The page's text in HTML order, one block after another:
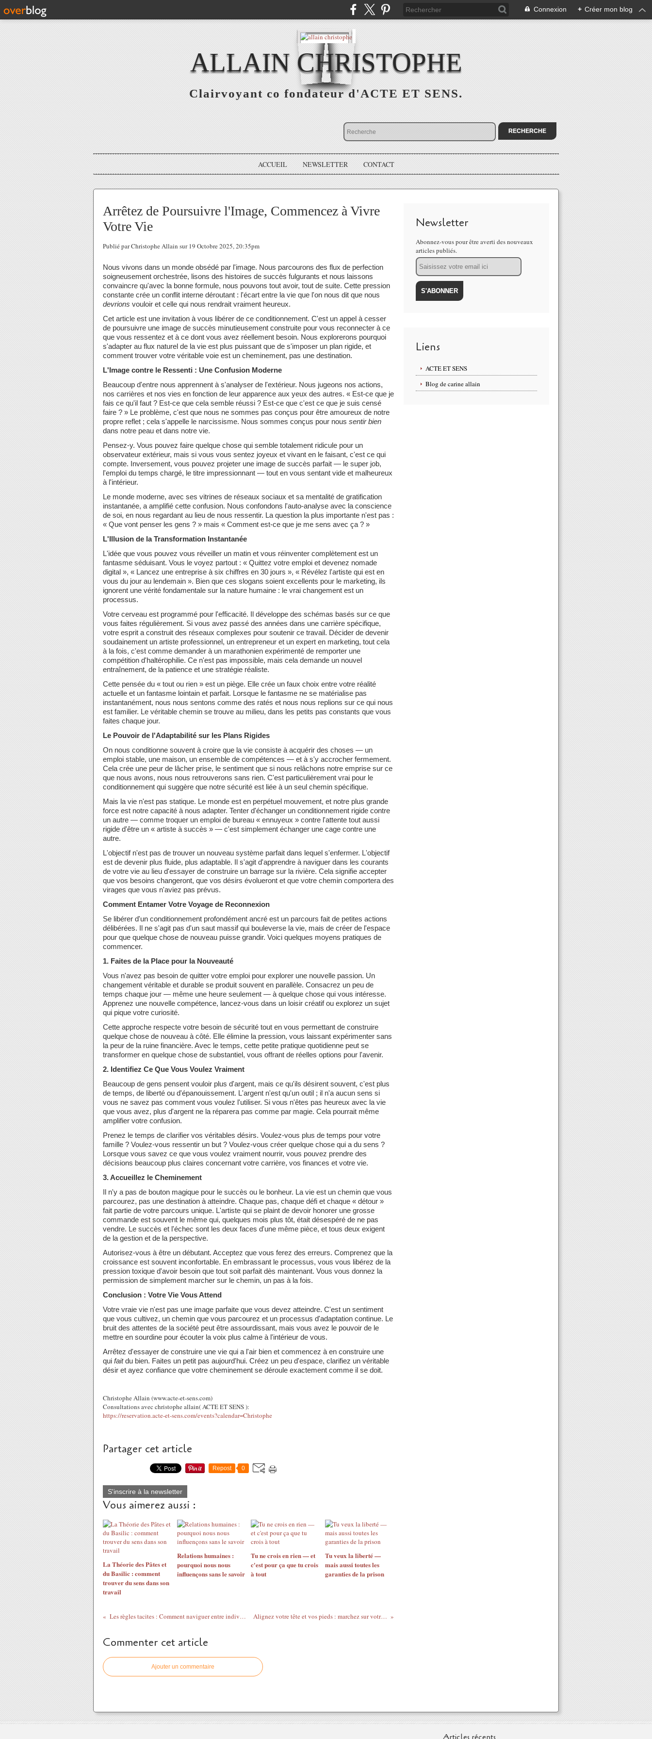
Connexion + Créer mon blog
ALLAIN CHRISTOPHE
Clairvoyant co fondateur d'ACTE ET SENS.
ACCUEIL NEWSLETTER CONTACT
Arrêtez de Poursuivre l'Image, Commencez à Vivre
Votre Vie
Publié par Christophe Allain sur 19 Octobre 2025, 20:35pm
Nous vivons dans un monde obsédé par l'image. Nous parcourons des flux de perfection
soigneusement orchestrée, lisons des histoires de succès fulgurants et nous laissons
convaincre qu'avec la bonne formule, nous pouvons tout avoir, tout de suite. Cette pression
constante crée un conflit interne déroutant : l'écart entre la vie que l'on nous dit que nous
devrions vouloir et celle qui nous rendrait vraiment heureux.
Cet article est une invitation à vous libérer de ce conditionnement. C'est un appel à cesser
de poursuivre une image de succès minutieusement construite pour vous reconnecter à ce
que vous ressentez et à ce dont vous avez réellement besoin. Nous explorerons pourquoi
s'adapter au flux naturel de la vie est plus puissant que de s'imposer un plan rigide, et
comment trouver votre véritable voie est un cheminement, pas une destination.
L'Image contre le Ressenti : Une Confusion Moderne
Beaucoup d'entre nous apprennent à s'analyser de l'extérieur. Nous jugeons nos actions,
nos carrières et nos vies en fonction de leur apparence aux yeux des autres. « Est-ce que je
fais ce qu'il faut ? Est-ce que cela semble réussi ? Est-ce que c'est ce que je suis censé
faire ? » Le problème, c'est que nous ne sommes pas conçus pour être amoureux de notre
propre reflet ; cela s'appelle le narcissisme. Nous sommes conçus pour nous sentir bien
dans notre peau et dans notre vie.
Pensez-y. Vous pouvez faire quelque chose qui semble totalement ridicule pour un
observateur extérieur, mais si vous vous sentez joyeux et vivant en le faisant, c'est ce qui
compte. Inversement, vous pouvez projeter une image de succès parfait — le super job,
l'emploi du temps chargé, le titre impressionnant — tout en vous sentant vide et malheureux
à l'intérieur.
Le monde moderne, avec ses vitrines de réseaux sociaux et sa mentalité de gratification
instantanée, a amplifié cette confusion. Nous confondons l'auto-analyse avec la conscience
de soi, en nous regardant au lieu de nous ressentir. La question la plus importante n'est pas :
« Que vont penser les gens ? » mais « Comment est-ce que je me sens avec ça ? »
L'Illusion de la Transformation Instantanée
L'idée que vous pouvez vous réveiller un matin et vous réinventer complètement est un
fantasme séduisant. Vous le voyez partout : « Quittez votre emploi et devenez nomade
digital », « Lancez une entreprise à six chiffres en 30 jours », « Révélez l'artiste qui est en
vous du jour au lendemain ». Bien que ces slogans soient excellents pour le marketing, ils
ignorent une vérité fondamentale sur la nature humaine : le vrai changement est un
processus.
Votre cerveau est programmé pour l'efficacité. Il développe des schémas basés sur ce que
vous faites régulièrement. Si vous avez passé des années dans une carrière spécifique,
votre esprit a construit des réseaux complexes pour soutenir ce travail. Décider de devenir
soudainement un artiste professionnel, un entrepreneur et un expert en marketing, tout cela
à la fois, c'est comme demander à un marathonien expérimenté de remporter une
compétition d'haltérophilie. Ce n'est pas impossible, mais cela demande un nouvel
entraînement, de la patience et une stratégie réaliste.
Cette pensée du « tout ou rien » est un piège. Elle crée un faux choix entre votre réalité
actuelle et un fantasme lointain et parfait. Lorsque le fantasme ne se matérialise pas
instantanément, nous nous sentons comme des ratés et nous nous replions sur ce qui nous
est familier. Le véritable chemin se trouve au milieu, dans les petits pas constants que vous
faites chaque jour.
Le Pouvoir de l'Adaptabilité sur les Plans Rigides
On nous conditionne souvent à croire que la vie consiste à acquérir des choses — un
emploi stable, une maison, un ensemble de compétences — et à s'y accrocher fermement.
Cela crée une peur de lâcher prise, le sentiment que si nous relâchons notre emprise sur ce
que nous avons, nous nous retrouverons sans rien. C'est particulièrement vrai pour le
conditionnement qui suggère que notre sécurité est liée à un seul chemin spécifique.
Mais la vie n'est pas statique. Le monde est en perpétuel mouvement, et notre plus grande
force est notre capacité à nous adapter. Tenter d'échanger un conditionnement rigide contre
un autre — comme troquer un emploi de bureau « ennuyeux » contre l'attente tout aussi
rigide d'être un « artiste à succès » — c'est simplement échanger une cage contre une
autre.
L'objectif n'est pas de trouver un nouveau système parfait dans lequel s'enfermer. L'objectif
est de devenir plus fluide, plus adaptable. Il s'agit d'apprendre à naviguer dans les courants
de votre vie au lieu d'essayer de construire un barrage sur la rivière. Cela signifie accepter
que vos besoins changeront, que vos désirs évolueront et que votre chemin comportera des
virages que vous n'aviez pas prévus.
Comment Entamer Votre Voyage de Reconnexion
Se libérer d'un conditionnement profondément ancré est un parcours fait de petites actions
délibérées. Il ne s'agit pas d'un saut massif qui bouleverse la vie, mais de créer de l'espace
pour que quelque chose de nouveau puisse grandir. Voici quelques moyens pratiques de
commencer.
1. Faites de la Place pour la Nouveauté
Vous n'avez pas besoin de quitter votre emploi pour explorer une nouvelle passion. Un
changement véritable et durable se produit souvent en parallèle. Consacrez un peu de
temps chaque jour — même une heure seulement — à quelque chose qui vous intéresse.
Apprenez une nouvelle compétence, lancez-vous dans un loisir créatif ou explorez un sujet
qui pique votre curiosité.
Cette approche respecte votre besoin de sécurité tout en vous permettant de construire
quelque chose de nouveau à côté. Elle élimine la pression, vous laissant expérimenter sans
la peur de la ruine financière. Avec le temps, cette petite pratique quotidienne peut se
transformer en quelque chose de substantiel, vous offrant de réelles options pour l'avenir.
2. Identifiez Ce Que Vous Voulez Vraiment
Beaucoup de gens pensent vouloir plus d'argent, mais ce qu'ils désirent souvent, c'est plus
de temps, de liberté ou d'épanouissement. L'argent n'est qu'un outil ; il n'a aucun sens si
vous ne savez pas comment vous voulez l'utiliser. Si vous n'êtes pas heureux avec la vie
que vous avez, plus d'argent ne la réparera pas comme par magie. Cela pourrait même
amplifier votre confusion.
Prenez le temps de clarifier vos véritables désirs. Voulez-vous plus de temps pour votre
famille ? Voulez-vous ressentir un but ? Voulez-vous créer quelque chose qui a du sens ?
Lorsque vous savez ce que vous voulez vraiment nourrir, vous pouvez prendre des
décisions beaucoup plus claires concernant votre carrière, vos finances et votre vie.
3. Accueillez le Cheminement
Il n'y a pas de bouton magique pour le succès ou le bonheur. La vie est un chemin que vous
parcourez, pas une destination à atteindre. Chaque pas, chaque défi et chaque « détour »
fait partie de votre parcours unique. L'artiste qui se plaint de devoir honorer une grosse
commande est souvent le même qui, quelques mois plus tôt, était désespéré de ne pas
vendre. Le succès et l'échec sont les deux faces d'une même pièce, et tous deux exigent
de la gestion et de la perspective.
Autorisez-vous à être un débutant. Acceptez que vous ferez des erreurs. Comprenez que la
croissance est souvent inconfortable. En embrassant le processus, vous vous libérez de la
pression toxique d'avoir besoin que tout soit parfait dès maintenant. Vous vous donnez la
permission de simplement marcher sur le chemin, un pas à la fois.
Conclusion : Votre Vie Vous Attend
Votre vraie vie n'est pas une image parfaite que vous devez atteindre. C'est un sentiment
que vous cultivez, un chemin que vous parcourez et un processus d'adaptation continue. Le
bruit des attentes de la société peut être assourdissant, mais vous avez le pouvoir de le
mettre en sourdine pour écouter la voix plus calme à l'intérieur de vous.
Arrêtez d'essayer de construire une vie qui a l'air bien et commencez à en construire une
qui faitdu bien. Faites un petit pas aujourd'hui. Créez un peu d'espace, clarifiez un véritable
désir et ayez confiance que votre cheminement se déroule exactement comme il se doit.
Christophe Allain (www.acte-et-sens.com)
Consultations avec christophe allain( ACTE ET SENS ):
https://reservation.acte-et-sens.com/events?calendar=Christophe
Partager cet article
Repost 0
S'inscrire à la newsletter
Vous aimerez aussi :
La Théorie des Pâtes et
du Basilic : comment
trouver du sens dans son
travail
Relations humaines :
pourquoi nous nous
influençons sans le savoir
Tu ne crois en rien — et
c'est pour ça que tu crois
à tout
Tu veux la liberté —
mais aussi toutes les
garanties de la prison
Les règles tacites : Comment naviguer entre individualité et collectif Alignez votre tête et vos pieds : marchez sur votre véritable chemin
Commenter cet article
Ajouter un commentaire
Newsletter
Abonnez-vous pour être averti des nouveaux
articles publiés.
Email
Liens
ACTE ET SENS
Blog de carine allain